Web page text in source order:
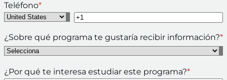
Teléfono*
¿Sobre qué programa te gustaría recibir información?*
¿Por qué te interesa estudiar este programa?*